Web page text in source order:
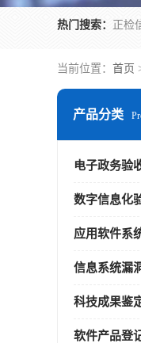
热门搜索：
当前位置： 首页
产品分类
电子政务验
数字信息化
应用软件系
信息系统漏
科技成果鉴
软件产品登